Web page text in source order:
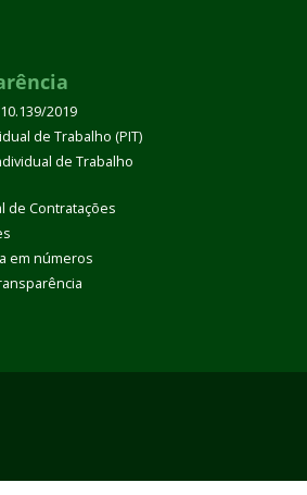
2019
de Trabalho (PIT)
de Trabalho
de Contratações
em números